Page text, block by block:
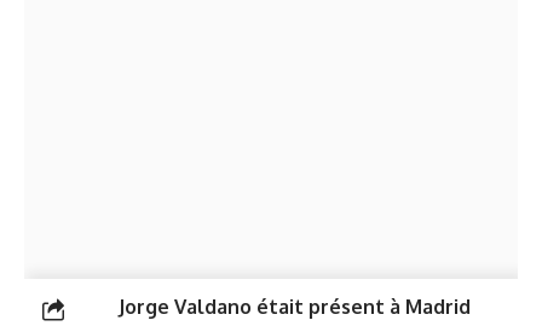
Jorge Valdano était présent à Madrid